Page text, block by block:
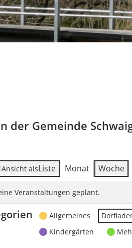
der Gemeinde
Ansicht alsListe Monat Woche
Veranstaltungen geplant.
Allgemeines
Kindergärten